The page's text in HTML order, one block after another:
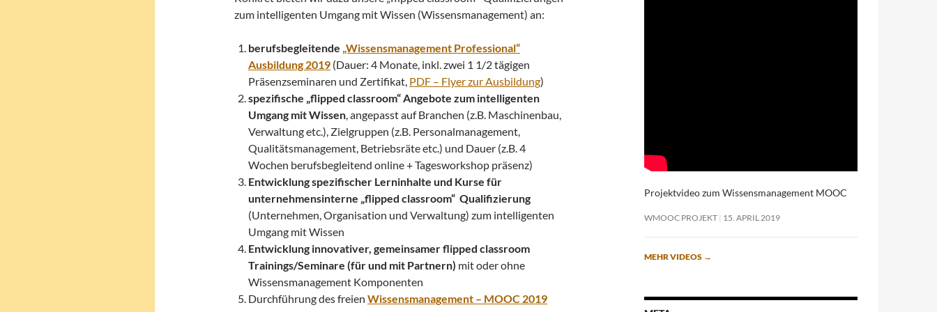
zum intelligenten Umgang mit Wissen (Wissensmanagement) an:
berufsbegleitende „Wissensmanagement Professional“
Ausbildung 2019 (Dauer: 4 Monate, inkl. zwei 1 1/2 tägigen
Präsenzseminaren und Zertifikat, PDF – Flyer zur Ausbildung)
spezifische „flipped classroom“ Angebote zum intelligenten
Umgang mit Wissen, angepasst auf Branchen (z.B. Maschinenbau,
Verwaltung etc.), Zielgruppen (z.B. Personalmanagement,
Qualitätsmanagement, Betriebsräte etc.) und Dauer (z.B. 4
Wochen berufsbegleitend online + Tagesworkshop präsenz)
Entwicklung spezifischer Lerninhalte und Kurse für
unternehmensinterne „flipped classroom“ Qualifizierung
(Unternehmen, Organisation und Verwaltung) zum intelligenten
Umgang mit Wissen
Entwicklung innovativer, gemeinsamer flipped classroom
Trainings/Seminare (für und mit Partnern) mit oder ohne
Wissensmanagement Komponenten
Durchführung des freien Wissensmanagement – MOOC 2019
Projektvideo zum Wissensmanagement MOOC
WMOOC PROJEKT 15. APRIL 2019
MEHR VIDEOS →